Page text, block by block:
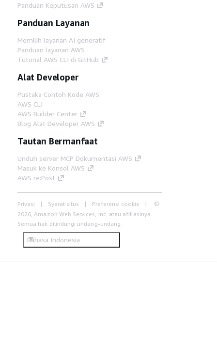
Panduan Keputusan AWS
Panduan Layanan
Memilih layanan AI generatif
Panduan layanan AWS
Tutorial AWS CLI di GitHub
Alat Developer
Pustaka Contoh Kode AWS
AWS CLI
AWS Builder Center
Blog Alat Developer AWS
Tautan Bermanfaat
Unduh server MCP Dokumentasi AWS
Masuk ke Konsol AWS
AWS re:Post
Privasi Syarat situs Preferensi cookie
©
2026, Amazon Web Services, Inc. atau afiliasinya.
Semua hak dilindungi undang-undang.
Bahasa Indonesia